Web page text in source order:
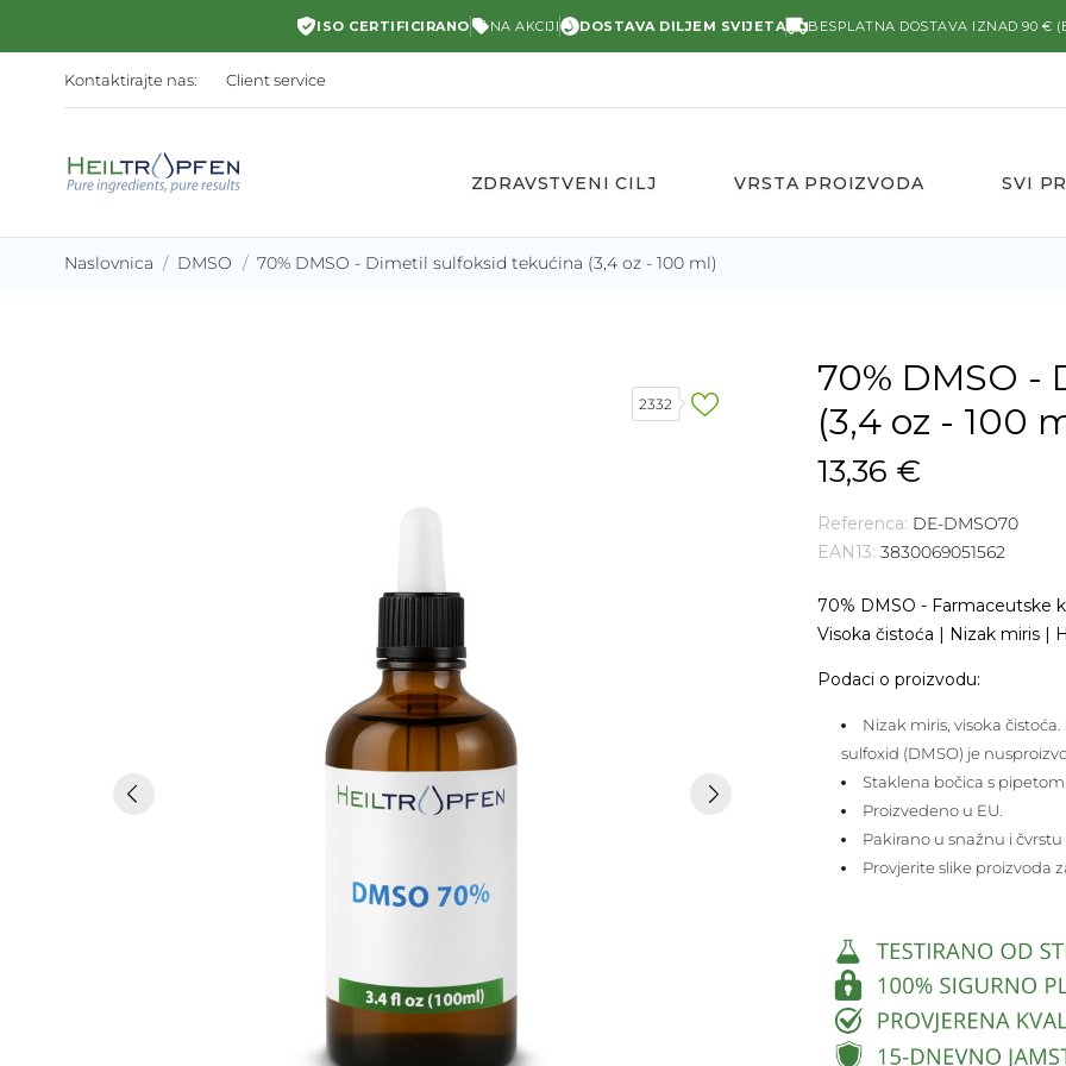
ISO CERTIFICIRANO NA AKCIJI DOSTAVA DILJEM SVIJETA BESPLATNA DOSTAVA IZNAD 90 €
Kontaktirajte nas: Client service
ZDRAVSTVENI CILJ VRSTA PROIZVODA SVI
Naslovnica DMSO 70% DMSO - Dimetil sulfoksid tekućina (3,4 oz - 100 ml)
2332
70% DMSO -
(3,4 oz - 100
13,36 €
Referenca: DE-DMSO70
EAN13: 3830069051562
70% DMSO - Farmaceutske
Visoka čistoća | Nizak miris |
Podaci o proizvodu:
Nizak miris, visoka
sulfoxid (DMSO) je
Staklena bočica s pipetom.
Proizvedeno u EU.
Pakirano u snažnu i
Provjerite slike proizvoda